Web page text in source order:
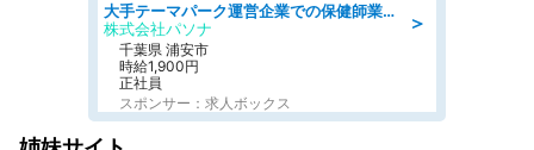
＞
大手テーマパーク運営企業での保健師業務/シフト/要資格:保健師
株式会社パソナ
千葉県 浦安市
時給1,900円
正社員
スポンサー：求人ボックス